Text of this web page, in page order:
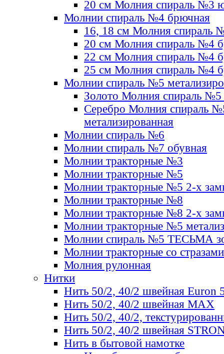
20 см Молния спираль №3
Молнии спираль №4 брючная
16, 18 см Молния спираль
20 см Молния спираль №4
22 см Молния спираль №4
25 см Молния спираль №4
Молнии спираль №5
Золото Молния спираль №5
Серебро Молния спираль
метализированная
Молнии спираль №6
Молнии спираль №7 обувная
Молнии тракторные №3
Молнии тракторные №5
Молнии тракторные №5 2-х
Молнии тракторные №8
Молнии тракторные №8 2-х
Молнии тракторные №5
Молнии спираль №5 ТЕСЬМА
Молнии тракторные со стразами
Молния рулонная
Нитки
Нить 50/2, 40/2 швейная Euron
Нить 50/2, 40/2 швейная МАХ
Нить 50/2, 40/2,
Нить 50/2, 40/2 швейная
Нить в бытовой намотке